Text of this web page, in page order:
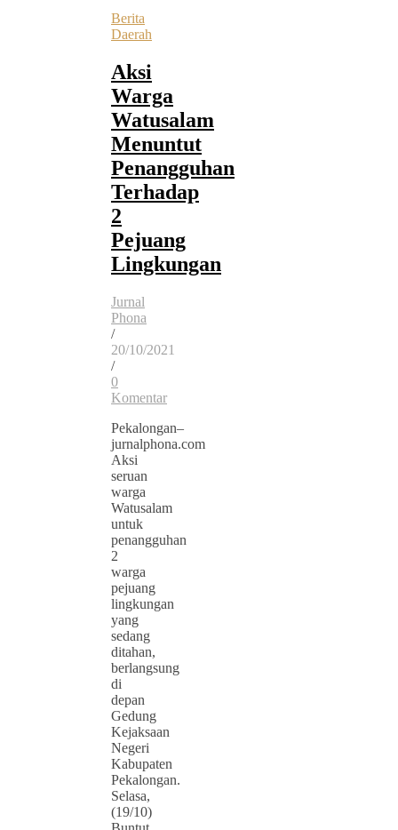
Berita
Daerah
Aksi
Warga
Watusalam
Menuntut
Penangguhan
Terhadap
2
Pejuang
Lingkungan
Jurnal
Phona
/
20/10/2021
/
0
Komentar
Pekalongan–
jurnalphona.com
Aksi
seruan
warga
Watusalam
untuk
penangguhan
2
warga
pejuang
lingkungan
yang
sedang
ditahan,
berlangsung
di
depan
Gedung
Kejaksaan
Negeri
Kabupaten
Pekalongan.
Selasa,
(19/10)